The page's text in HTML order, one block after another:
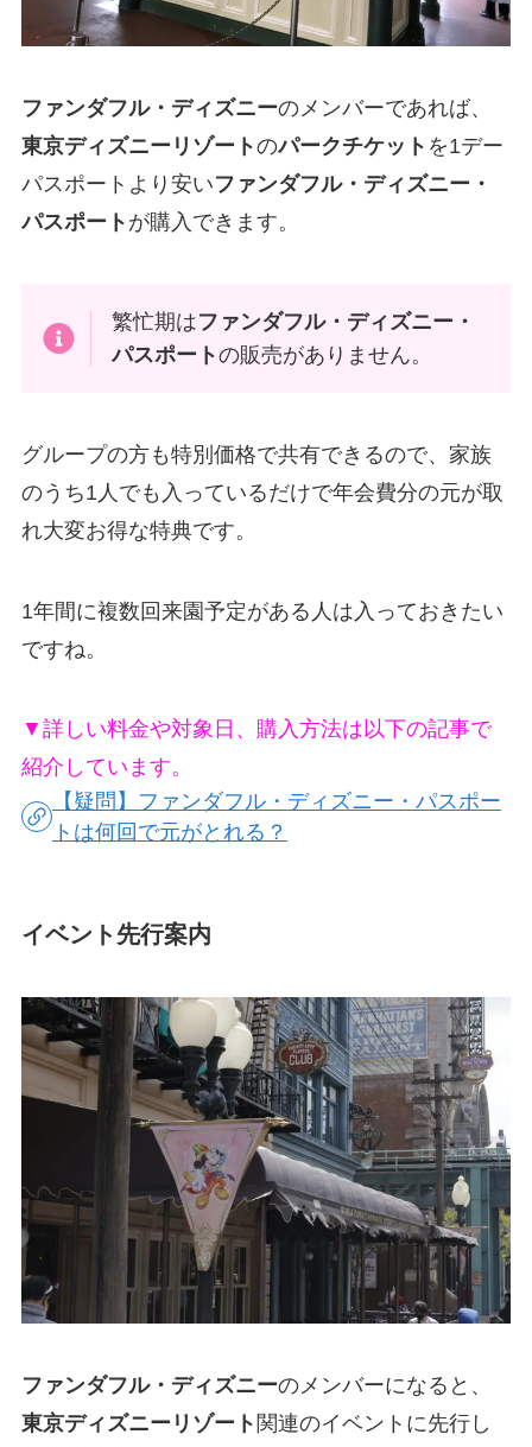
ファンダフル・ディズニーのメンバーであれば、
東京ディズニーリゾートのパークチケット を1デー
パスポートより安いファンダフル・ディズニー・
パスポート が購入できます。
繁忙期はファンダフル・ディズニー・
パスポートの販売がありません。
グループの方も特別価格で共有できるので、家族
のうち1人でも入っているだけで年会費分の元が取
れ大変お得な特典です。
1年間に複数回来園予定がある人は入っておきたい
ですね。
▼詳しい料金や対象日、購入方法は以下の記事で
紹介しています。
【疑問】ファンダフル・ディズニー・パスポー
トは何回で元がとれる？
イベント先行案内
ファンダフル・ディズニーのメンバーになると、
東京ディズニーリゾート 関連のイベントに先行し